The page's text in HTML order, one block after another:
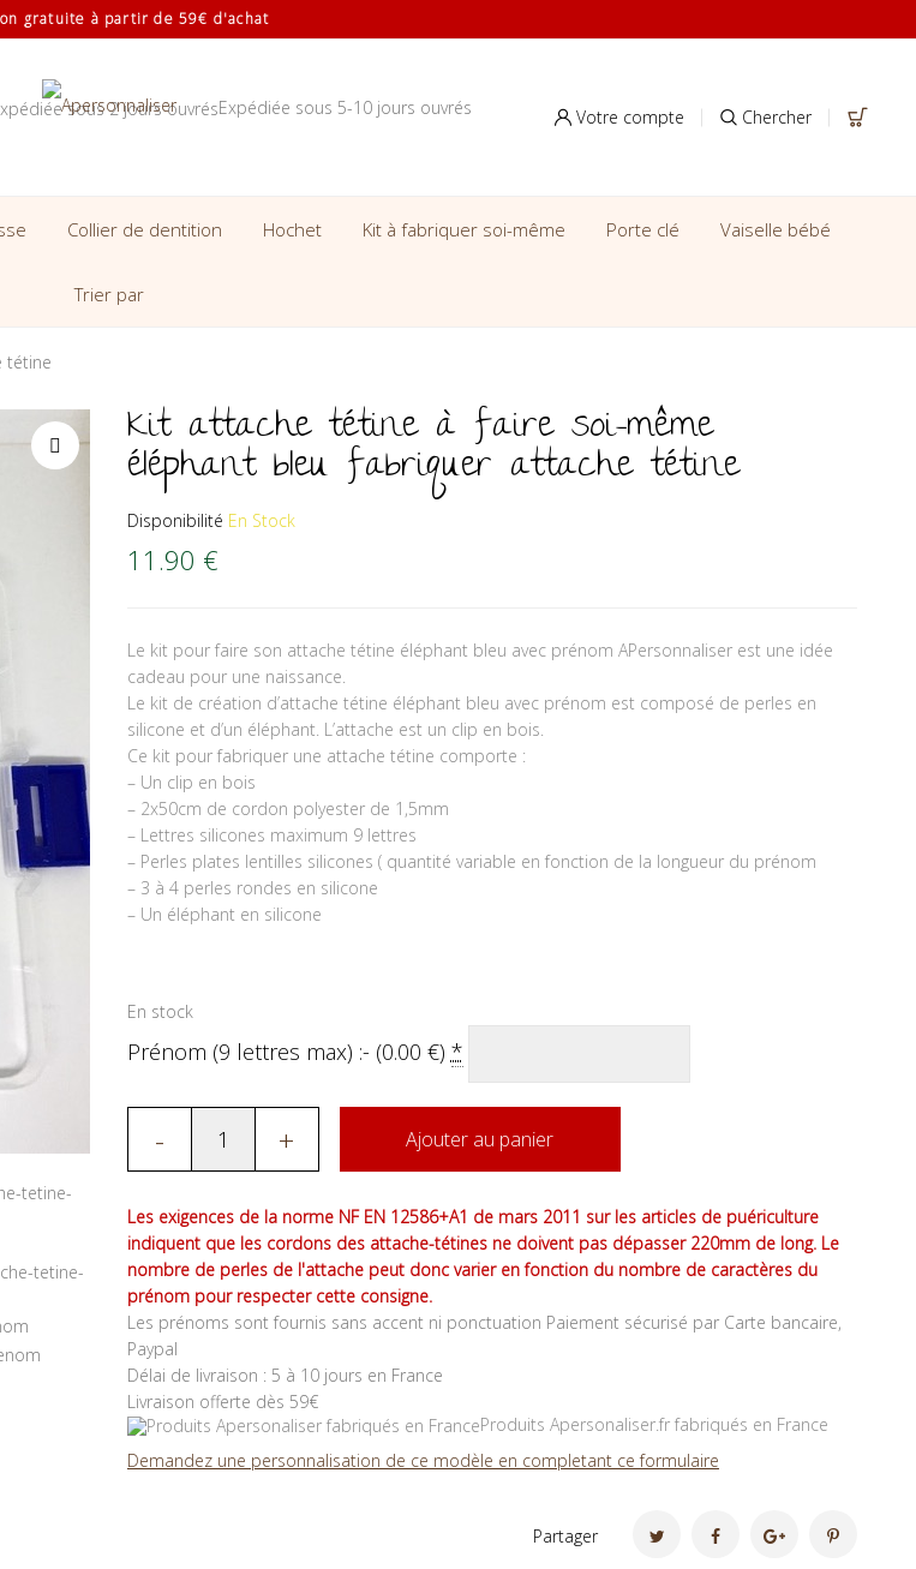
gratuite à partir de 59€ d'achat
Expédiée sous 5-10 jours ouvrés Votre compte Chercher
Collier de dentition Hochet Kit à fabriquer soi-même Porte clé Vaiselle bébé
Trier par
tétine
Kit attache tétine à faire soi-même
éléphant bleu fabriquer attache tétine
Disponibilité En Stock
11.90 €
Le kit pour faire son attache tétine éléphant bleu avec prénom APersonnaliser est une idée
cadeau pour une naissance.
Le kit de création d’attache tétine éléphant bleu avec prénom est composé de perles en
silicone et d’un éléphant. L’attache est un clip en bois.
Ce kit pour fabriquer une attache tétine comporte :
– Un clip en bois
– 2x50cm de cordon polyester de 1,5mm
– Lettres silicones maximum 9 lettres
– Perles plates lentilles silicones ( quantité variable en fonction de la longueur du prénom
– 3 à 4 perles rondes en silicone
– Un éléphant en silicone
En stock
Prénom (9 lettres max) :- (0.00 €) *
- + Ajouter au panier
Les exigences de la norme NF EN 12586+A1 de mars 2011 sur les articles de puériculture
indiquent que les cordons des attache-tétines ne doivent pas dépasser 220mm de long. Le
nombre de perles de l'attache peut donc varier en fonction du nombre de caractères du
prénom pour respecter cette consigne.
Les prénoms sont fournis sans accent ni ponctuation Paiement sécurisé par Carte bancaire,
Paypal
Délai de livraison : 5 à 10 jours en France
Livraison offerte dès 59€
Produits Apersonaliser.fr fabriqués en France
Demandez une personnalisation de ce modèle en completant ce formulaire
Partager